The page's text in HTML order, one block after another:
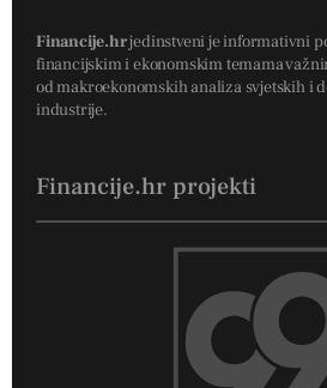
Financije.hrjedinstveni je informativni
financijskim i ekonomskim temama
od makroekonomskih analiza svjetskih i
industrije.
Financije.hr projekti